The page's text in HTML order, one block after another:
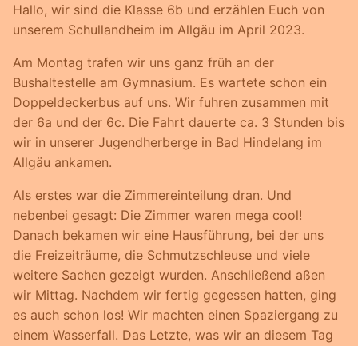
Hallo, wir sind die Klasse 6b und erzählen Euch von
unserem Schullandheim im Allgäu im April 2023.
Am Montag trafen wir uns ganz früh an der
Bushaltestelle am Gymnasium. Es wartete schon ein
Doppeldeckerbus auf uns. Wir fuhren zusammen mit
der 6a und der 6c. Die Fahrt dauerte ca. 3 Stunden bis
wir in unserer Jugendherberge in Bad Hindelang im
Allgäu ankamen.
Als erstes war die Zimmereinteilung dran. Und
nebenbei gesagt: Die Zimmer waren mega cool!
Danach bekamen wir eine Hausführung, bei der uns
die Freizeiträume, die Schmutzschleuse und viele
weitere Sachen gezeigt wurden. Anschließend aßen
wir Mittag. Nachdem wir fertig gegessen hatten, ging
es auch schon los! Wir machten einen Spaziergang zu
einem Wasserfall. Das Letzte, was wir an diesem Tag